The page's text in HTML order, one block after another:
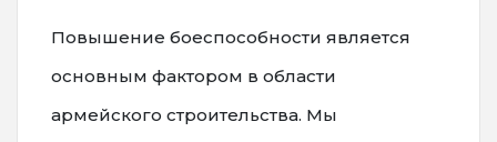
Повышение боеспособности является
основным фактором в области
армейского строительства. Мы